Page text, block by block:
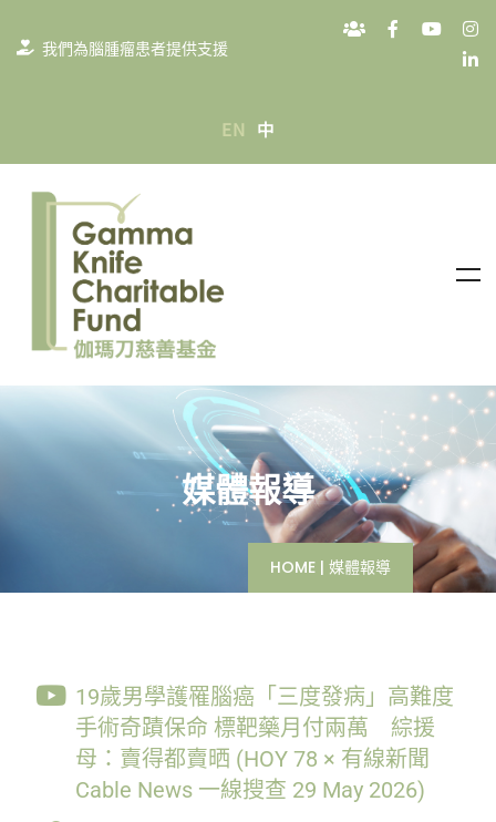
我們為腦腫瘤患者提供支援
EN 中
媒體報導
HOME | 媒體報導
19歲男學護罹腦癌「三度發病」高難度
手術奇蹟保命 標靶藥月付兩萬 綜援
母：賣得都賣晒 (HOY 78 × 有線新聞
Cable News 一線搜查 29 May 2026)